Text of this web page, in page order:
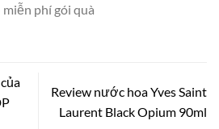
miễn phí gói quà
Review nước hoa Yves Saint
Laurent Black Opium 90ml